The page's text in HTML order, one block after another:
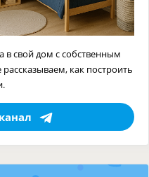
в свой дом с собственным
как построить